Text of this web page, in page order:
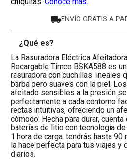
ENVÍO GRATIS A
¿Qué es?
La Rasuradora Eléctrica
Recargable Timco BSKA588 es
rasuradora con cuchillas lineales
barba pero suaves con la piel.
afeitado sensibles a la presión
perfectamente a cada contorno
rectas intuitivas, ofreciendo un
cómodo. Hecha para durar,
baterías de litio con tecnología de
1 hora de carga, tendrás hasta 90
la hace perfecta para tus viajes y
diarios.